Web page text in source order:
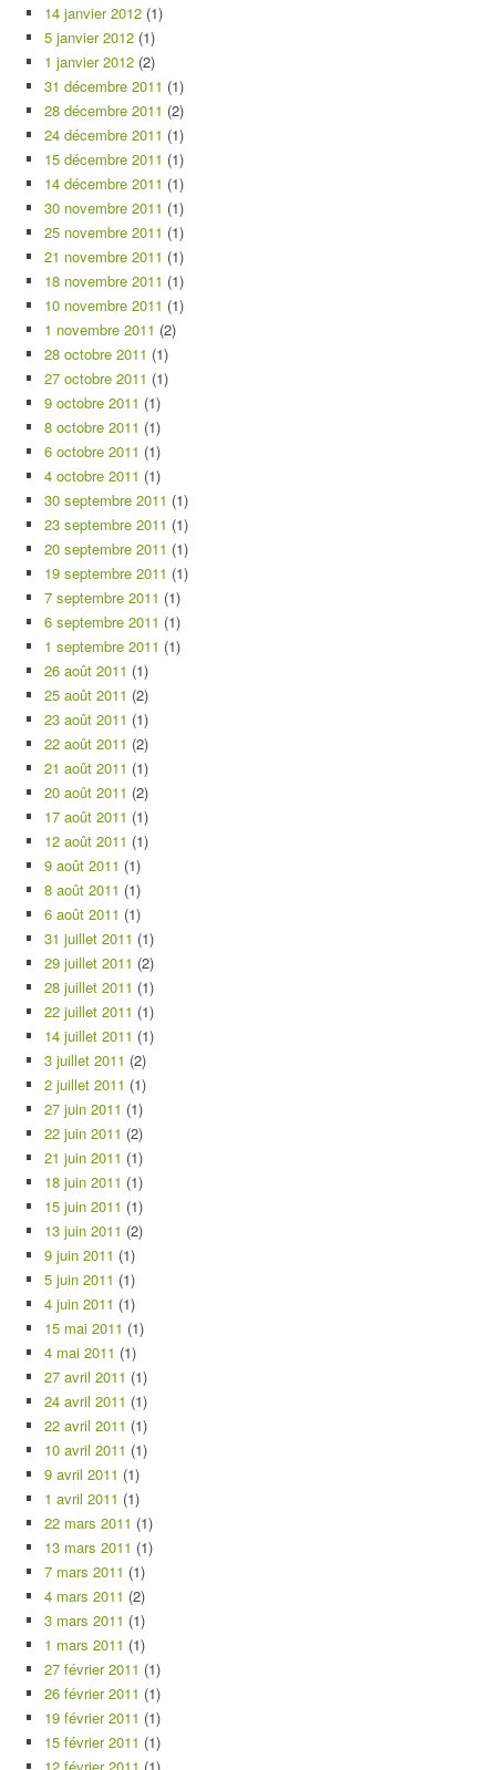
14 janvier 2012 (1)
5 janvier 2012 (1)
1 janvier 2012 (2)
31 décembre 2011 (1)
28 décembre 2011 (2)
24 décembre 2011 (1)
15 décembre 2011 (1)
14 décembre 2011 (1)
30 novembre 2011 (1)
25 novembre 2011 (1)
21 novembre 2011 (1)
18 novembre 2011 (1)
10 novembre 2011 (1)
1 novembre 2011 (2)
28 octobre 2011 (1)
27 octobre 2011 (1)
9 octobre 2011 (1)
8 octobre 2011 (1)
6 octobre 2011 (1)
4 octobre 2011 (1)
30 septembre 2011 (1)
23 septembre 2011 (1)
20 septembre 2011 (1)
19 septembre 2011 (1)
7 septembre 2011 (1)
6 septembre 2011 (1)
1 septembre 2011 (1)
26 août 2011 (1)
25 août 2011 (2)
23 août 2011 (1)
22 août 2011 (2)
21 août 2011 (1)
20 août 2011 (2)
17 août 2011 (1)
12 août 2011 (1)
9 août 2011 (1)
8 août 2011 (1)
6 août 2011 (1)
31 juillet 2011 (1)
29 juillet 2011 (2)
28 juillet 2011 (1)
22 juillet 2011 (1)
14 juillet 2011 (1)
3 juillet 2011 (2)
2 juillet 2011 (1)
27 juin 2011 (1)
22 juin 2011 (2)
21 juin 2011 (1)
18 juin 2011 (1)
15 juin 2011 (1)
13 juin 2011 (2)
9 juin 2011 (1)
5 juin 2011 (1)
4 juin 2011 (1)
15 mai 2011 (1)
4 mai 2011 (1)
27 avril 2011 (1)
24 avril 2011 (1)
22 avril 2011 (1)
10 avril 2011 (1)
9 avril 2011 (1)
1 avril 2011 (1)
22 mars 2011 (1)
13 mars 2011 (1)
7 mars 2011 (1)
4 mars 2011 (2)
3 mars 2011 (1)
1 mars 2011 (1)
27 février 2011 (1)
26 février 2011 (1)
19 février 2011 (1)
15 février 2011 (1)